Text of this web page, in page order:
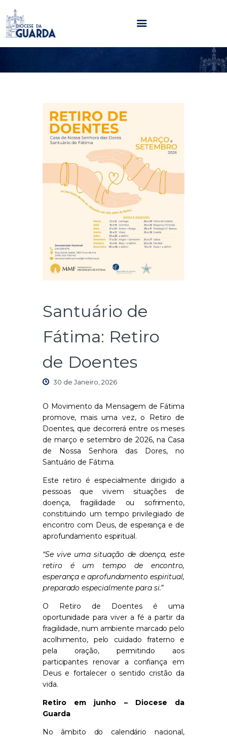
HOME
PARÓQUIAS
NOTÍCIAS
AGENDA
MULTIMÉDIA
SENTIR COM A IGREJA
CONTACTOS
Santuário de
Fátima: Retiro
de Doentes
30 de Janeiro, 2026
O Movimento da Mensagem de Fátima
promove, mais uma vez, o Retiro de
Doentes, que decorrerá entre os meses
de março e setembro de 2026, na Casa
de Nossa Senhora das Dores, no
Santuário de Fátima.
Este retiro é especialmente dirigido a
pessoas que vivem situações de
doença, fragilidade ou sofrimento,
constituindo um tempo privilegiado de
encontro com Deus, de esperança e de
aprofundamento espiritual.
“Se vive uma situação de doença, este
retiro é um tempo de encontro,
esperança e aprofundamento espiritual,
preparado especialmente para si.”
O Retiro de Doentes é uma
oportunidade para viver a fé a partir da
fragilidade, num ambiente marcado pelo
acolhimento, pelo cuidado fraterno e
pela oração, permitindo aos
participantes renovar a confiança em
Deus e fortalecer o sentido cristão da
vida.
Retiro em junho – Diocese da
Guarda
No âmbito do calendário nacional,